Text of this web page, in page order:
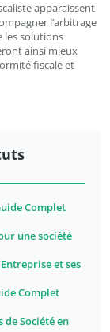
apparaissent
l’arbitrage
les solutions
ainsi mieux
fiscale et
Complet
une société
et ses
Complet
Société en